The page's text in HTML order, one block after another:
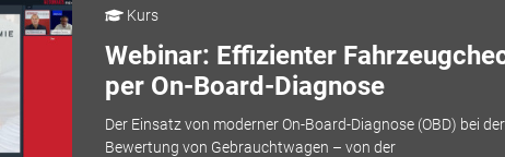
Kurs
Webinar: Effizienter
per On-Board-Diagnose
Der Einsatz von moderner On-Board-Diagnose (OBD) bei der
Bewertung von Gebrauchtwagen – von der